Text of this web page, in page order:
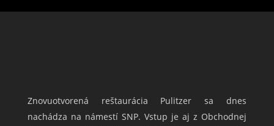
Znovuotvorená reštaurácia Pulitzer sa dnes
nachádza na námestí SNP. Vstup je aj z Obchodnej